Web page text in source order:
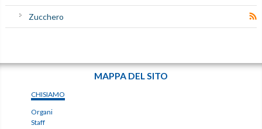
Zucchero
MAPPA DEL SITO
CHISIAMO
Organi
Staff